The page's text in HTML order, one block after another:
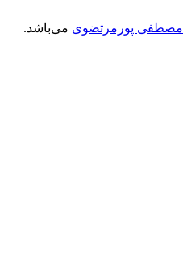
مصطفی پورمرتضوی می‌باشد.